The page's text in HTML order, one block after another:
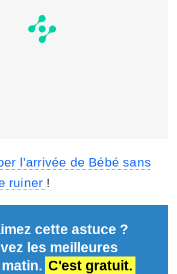
l’arrivée de Bébé sans
ruiner !
cette astuce ?
les meilleures
C'est gratuit.